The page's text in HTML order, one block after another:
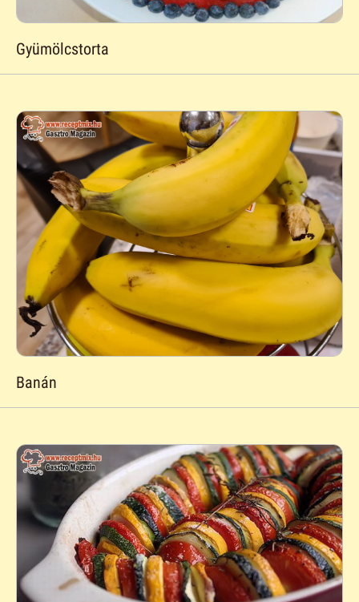
Gyümölcstorta
Banán